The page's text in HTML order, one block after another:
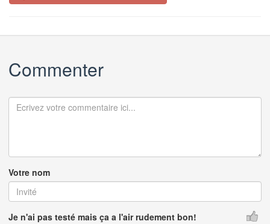
Commenter
Votre nom
Je n'ai pas testé mais ça a l'air rudement bon!